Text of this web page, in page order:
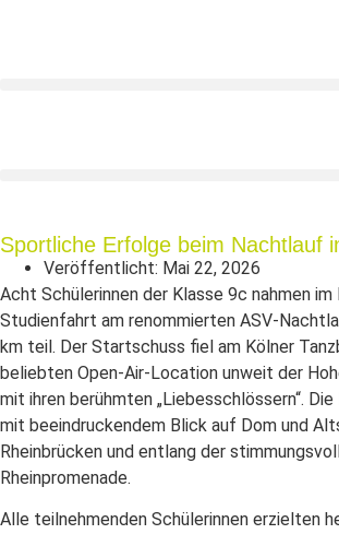
Sportliche Erfolge beim Nachtlauf
Veröffentlicht: Mai 22, 2026
Acht Schülerinnen der Klasse 9c nahmen im
Studienfahrt am renommierten
km teil. Der Startschuss fiel am Kölner
beliebten Open‑Air‑Location unweit der
mit ihren berühmten „Liebesschlössern“.
mit beeindruckendem Blick auf Dom und
Rheinbrücken und entlang der
Rheinpromenade.
Alle teilnehmenden Schülerinnen erzielten